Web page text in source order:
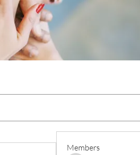
Members